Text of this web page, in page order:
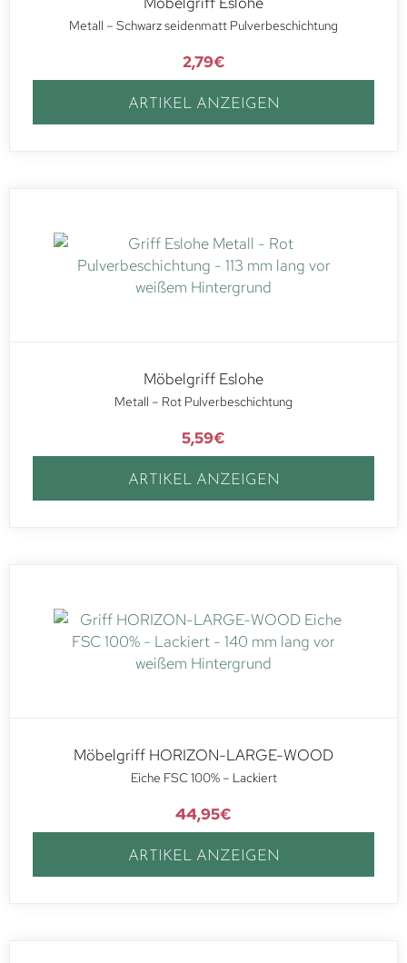
Metall – Schwarz seidenmatt Pulverbeschichtung
2,79€
ARTIKEL ANZEIGEN
Möbelgriff Eslohe
Metall – Rot Pulverbeschichtung
5,59€
ARTIKEL ANZEIGEN
Möbelgriff HORIZON-LARGE-WOOD
Eiche FSC 100% – Lackiert
44,95€
ARTIKEL ANZEIGEN